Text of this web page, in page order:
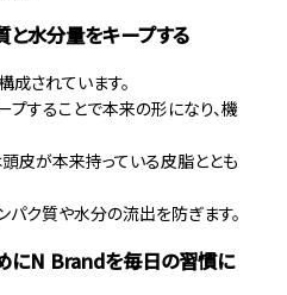
水分量をキープする
されています。
することで本来の形になり、機
皮が本来持っている皮脂ととも
パク質や水分の流出を防ぎます。
N Brandを毎日の習慣に